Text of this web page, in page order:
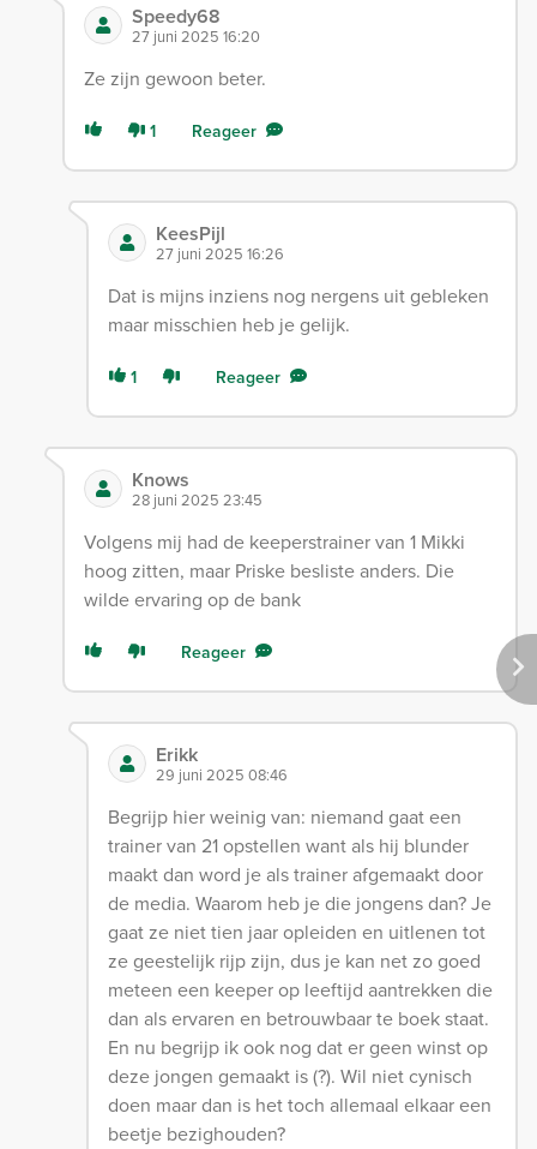
Speedy68
27 juni 2025 16:20
Ze zijn gewoon beter.
1 Reageer
KeesPijl
27 juni 2025 16:26
Dat is mijns inziens nog nergens uit gebleken
maar misschien heb je gelijk.
1 Reageer
Knows
28 juni 2025 23:45
Volgens mij had de keeperstrainer van 1 Mikki
hoog zitten, maar Priske besliste anders. Die
wilde ervaring op de bank
Reageer
Erikk
29 juni 2025 08:46
Begrijp hier weinig van: niemand gaat een
trainer van 21 opstellen want als hij blunder
maakt dan word je als trainer afgemaakt door
de media. Waarom heb je die jongens dan? Je
gaat ze niet tien jaar opleiden en uitlenen tot
ze geestelijk rijp zijn, dus je kan net zo goed
meteen een keeper op leeftijd aantrekken die
dan als ervaren en betrouwbaar te boek staat.
En nu begrijp ik ook nog dat er geen winst op
deze jongen gemaakt is (?). Wil niet cynisch
doen maar dan is het toch allemaal elkaar een
beetje bezighouden?